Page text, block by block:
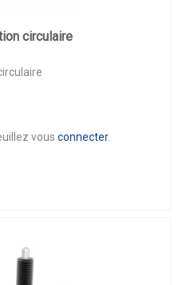
circulaire
vousconnecter.